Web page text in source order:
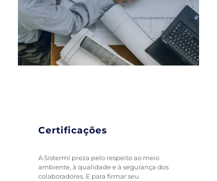
Certificações
A Sistermi preza pelo respeito ao meio
ambiente, à qualidade e à segurança dos
colaboradores. E para firmar seu